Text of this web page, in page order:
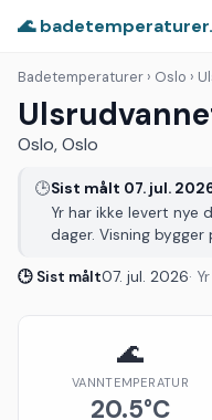
🌊
Badetemperaturer › Oslo ›
Oslo, Oslo
🕒Sist målt 07. jul.
Yr har ikke levert nye
dager. Visning
🕒 Sist målt07. jul. 2026· Yr
🌊
VANNTEMPERATUR
20.5°C